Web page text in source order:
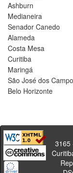
Ashburn
Medianeira
Senador Canedo
Alameda
Costa Mesa
Curitiba
Maringá
São José dos
Belo Horizonte
3165